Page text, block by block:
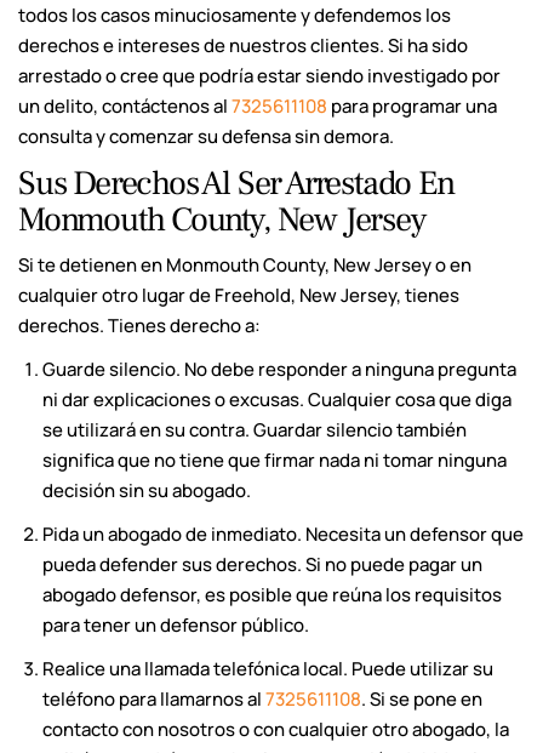
todos los casos minuciosamente y defendemos los
derechos e intereses de nuestros clientes. Si ha sido
arrestado o cree que podría estar siendo investigado por
un delito, contáctenos al7325611108 para programar una
consulta y comenzar su defensa sin demora.
Sus Derechos Al Ser Arrestado En
Monmouth County, New Jersey
Si te detienen en Monmouth County, New Jersey o en
cualquier otro lugar de Freehold, New Jersey, tienes
derechos. Tienes derecho a:
Guarde silencio. No debe responder a ninguna pregunta
ni dar explicaciones o excusas. Cualquier cosa que diga
se utilizará en su contra. Guardar silencio también
significa que no tiene que firmar nada ni tomar ninguna
decisión sin su abogado.
Pida un abogado de inmediato. Necesita un defensor que
pueda defender sus derechos. Si no puede pagar un
abogado defensor, es posible que reúna los requisitos
para tener un defensor público.
Realice una llamada telefónica local. Puede utilizar su
teléfono para llamarnos al7325611108. Si se pone en
contacto con nosotros o con cualquier otro abogado, la